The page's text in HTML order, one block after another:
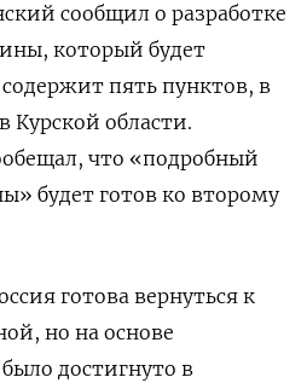
сообщил о разработке
который будет
пять пунктов, в
Курской области.
что «подробный
будет готов ко второму
готова вернуться к
но на основе
достигнуто в